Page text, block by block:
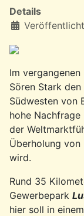
Details
Im
Sören Stark
Südwesten von
hohe
der
Überholung von
wird.
Rund 35
Gewerbepark
hier soll in